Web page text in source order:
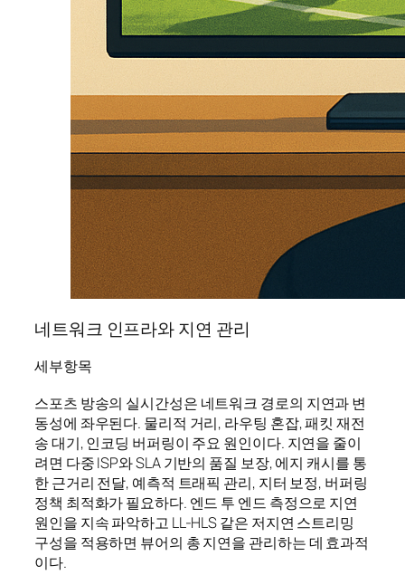
네트워크 인프라와 지연 관리
세부항목
스포츠 방송의 실시간성은 네트워크 경로의 지연과 변
동성에 좌우된다. 물리적 거리, 라우팅 혼잡, 패킷 재전
송 대기, 인코딩 버퍼링이 주요 원인이다. 지연을 줄이
려면 다중 ISP와 SLA 기반의 품질 보장, 에지 캐시를 통
한 근거리 전달, 예측적 트래픽 관리, 지터 보정, 버퍼링
정책 최적화가 필요하다. 엔드 투 엔드 측정으로 지연
원인을 지속 파악하고 LL-HLS 같은 저지연 스트리밍
구성을 적용하면 뷰어의 총 지연을 관리하는 데 효과적
이다.